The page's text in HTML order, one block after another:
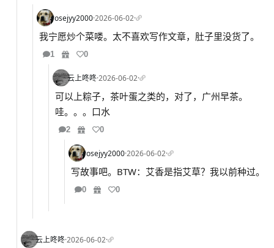
rosejyy2000·2026-06-02·
我宁愿炒个菜喽。太不喜欢写作文章，肚子里没货了。
1 0
云上咚咚·2026-06-02·
可以上粽子，茶叶蛋之类的，对了，广州早茶。
哇。。。口水
2 0
rosejyy2000·2026-06-02·
写故事吧。BTW：艾香是指艾草？我以前种过。
0 0
云上咚咚·2026-06-02·